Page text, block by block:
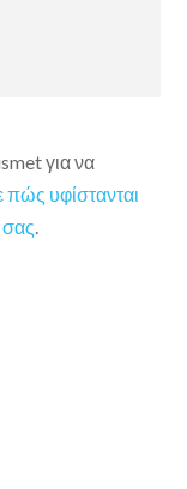
για να
πώς υφίστανται
σας